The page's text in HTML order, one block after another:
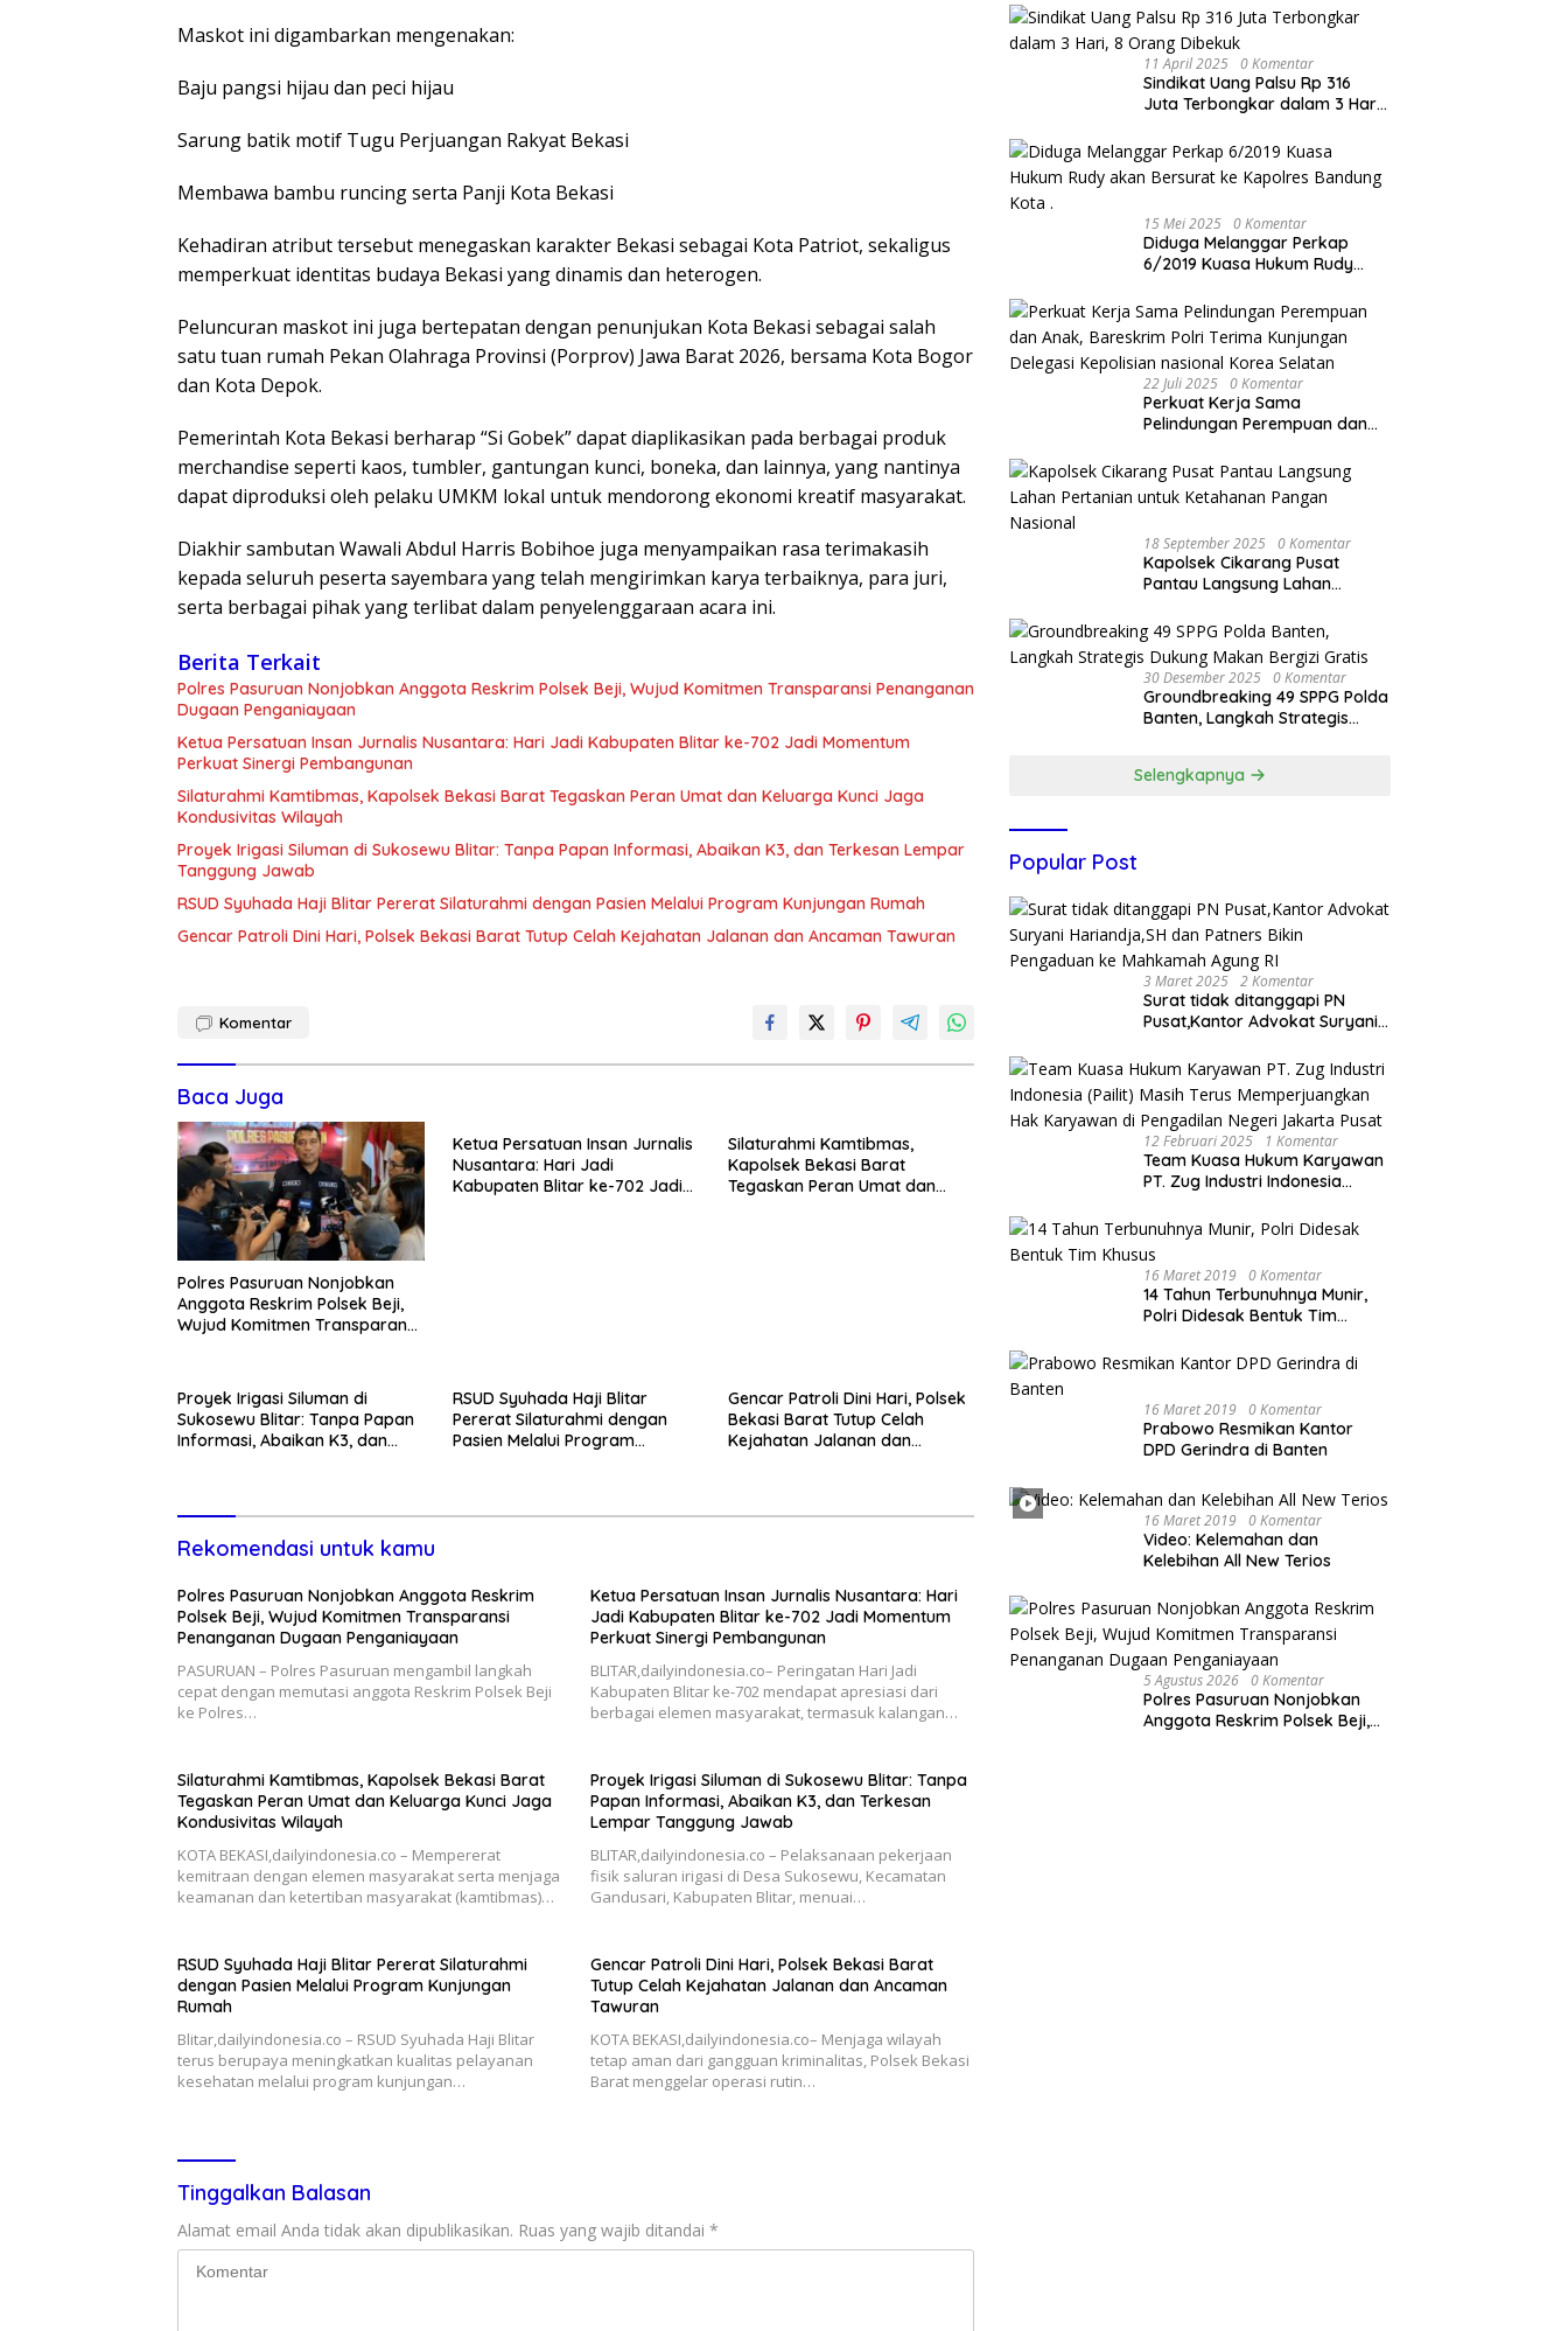
Maskot ini digambarkan mengenakan:
Baju pangsi hijau dan peci hijau
Sarung batik motif Tugu Perjuangan Rakyat Bekasi
Membawa bambu runcing serta Panji Kota Bekasi
Kehadiran atribut tersebut menegaskan karakter Bekasi sebagai Kota Patriot, sekaligus
memperkuat identitas budaya Bekasi yang dinamis dan heterogen.
Peluncuran maskot ini juga bertepatan dengan penunjukan Kota Bekasi sebagai salah
satu tuan rumah Pekan Olahraga Provinsi (Porprov) Jawa Barat 2026, bersama Kota Bogor
dan Kota Depok.
Pemerintah Kota Bekasi berharap “Si Gobek” dapat diaplikasikan pada berbagai produk
merchandise seperti kaos, tumbler, gantungan kunci, boneka, dan lainnya, yang nantinya
dapat diproduksi oleh pelaku UMKM lokal untuk mendorong ekonomi kreatif masyarakat.
Diakhir sambutan Wawali Abdul Harris Bobihoe juga menyampaikan rasa terimakasih
kepada seluruh peserta sayembara yang telah mengirimkan karya terbaiknya, para juri,
serta berbagai pihak yang terlibat dalam penyelenggaraan acara ini.
Berita Terkait
Polres Pasuruan Nonjobkan Anggota Reskrim Polsek Beji, Wujud Komitmen Transparansi Penanganan
Dugaan Penganiayaan
Ketua Persatuan Insan Jurnalis Nusantara: Hari Jadi Kabupaten Blitar ke-702 Jadi Momentum
Perkuat Sinergi Pembangunan
Silaturahmi Kamtibmas, Kapolsek Bekasi Barat Tegaskan Peran Umat dan Keluarga Kunci Jaga
Kondusivitas Wilayah
Proyek Irigasi Siluman di Sukosewu Blitar: Tanpa Papan Informasi, Abaikan K3, dan Terkesan Lempar
Tanggung Jawab
RSUD Syuhada Haji Blitar Pererat Silaturahmi dengan Pasien Melalui Program Kunjungan Rumah
Gencar Patroli Dini Hari, Polsek Bekasi Barat Tutup Celah Kejahatan Jalanan dan Ancaman Tawuran
Komentar
Baca Juga
Polres Pasuruan Nonjobkan
Anggota Reskrim Polsek Beji,
Wujud Komitmen Transparansi
Ketua Persatuan Insan Jurnalis
Nusantara: Hari Jadi
Kabupaten Blitar ke-702 Jadi
Silaturahmi Kamtibmas,
Kapolsek Bekasi Barat
Tegaskan Peran Umat dan
Proyek Irigasi Siluman di
Sukosewu Blitar: Tanpa Papan
Informasi, Abaikan K3, dan
RSUD Syuhada Haji Blitar
Pererat Silaturahmi dengan
Pasien Melalui Program
Gencar Patroli Dini Hari, Polsek
Bekasi Barat Tutup Celah
Kejahatan Jalanan dan
Rekomendasi untuk kamu
Polres Pasuruan Nonjobkan Anggota Reskrim
Polsek Beji, Wujud Komitmen Transparansi
Penanganan Dugaan Penganiayaan
PASURUAN – Polres Pasuruan mengambil langkah
cepat dengan memutasi anggota Reskrim Polsek Beji
ke Polres…
Ketua Persatuan Insan Jurnalis Nusantara: Hari
Jadi Kabupaten Blitar ke-702 Jadi Momentum
Perkuat Sinergi Pembangunan
BLITAR,dailyindonesia.co– Peringatan Hari Jadi
Kabupaten Blitar ke-702 mendapat apresiasi dari
berbagai elemen masyarakat, termasuk kalangan…
Silaturahmi Kamtibmas, Kapolsek Bekasi Barat
Tegaskan Peran Umat dan Keluarga Kunci Jaga
Kondusivitas Wilayah
KOTA BEKASI,dailyindonesia.co – Mempererat
kemitraan dengan elemen masyarakat serta menjaga
keamanan dan ketertiban masyarakat (kamtibmas)…
Proyek Irigasi Siluman di Sukosewu Blitar: Tanpa
Papan Informasi, Abaikan K3, dan Terkesan
Lempar Tanggung Jawab
BLITAR,dailyindonesia.co – Pelaksanaan pekerjaan
fisik saluran irigasi di Desa Sukosewu, Kecamatan
Gandusari, Kabupaten Blitar, menuai…
RSUD Syuhada Haji Blitar Pererat Silaturahmi
dengan Pasien Melalui Program Kunjungan
Rumah
Blitar,dailyindonesia.co – RSUD Syuhada Haji Blitar
terus berupaya meningkatkan kualitas pelayanan
kesehatan melalui program kunjungan…
Gencar Patroli Dini Hari, Polsek Bekasi Barat
Tutup Celah Kejahatan Jalanan dan Ancaman
Tawuran
KOTA BEKASI,dailyindonesia.co– Menjaga wilayah
tetap aman dari gangguan kriminalitas, Polsek Bekasi
Barat menggelar operasi rutin…
Tinggalkan Balasan
Alamat email Anda tidak akan dipublikasikan. Ruas yang wajib ditandai *
Kota
11 April 2025 0 Komentar
Sindikat Uang Palsu Rp 316
Juta Terbongkar dalam 3 Hari,
15 Mei 2025 0 Komentar
Diduga Melanggar Perkap
6/2019 Kuasa Hukum Rudy
Bandung Kota .
22 Juli 2025 0 Komentar
Perkuat Kerja Sama
Pelindungan Perempuan dan
Kunjungan Delegasi Kepolisian
nasional Korea Selatan
18 September 2025 0 Komentar
Kapolsek Cikarang Pusat
Pantau Langsung Lahan
Pangan Nasional
30 Desember 2025 0 Komentar
Groundbreaking 49 SPPG Polda
Banten, Langkah Strategis
Selengkapnya
Popular Post
3 Maret 2025 2 Komentar
Surat tidak ditanggapi PN
Pusat,Kantor Advokat Suryani
Pengaduan ke Mahkamah
Agung RI
12 Februari 2025 1 Komentar
Team Kuasa Hukum Karyawan
PT. Zug Industri Indonesia
Memperjuangkan Hak
Karyawan di Pengadilan Negeri
Jakarta Pusat
16 Maret 2019 0 Komentar
14 Tahun Terbunuhnya Munir,
Polri Didesak Bentuk Tim
16 Maret 2019 0 Komentar
Prabowo Resmikan Kantor
DPD Gerindra di Banten
16 Maret 2019 0 Komentar
Video: Kelemahan dan
Kelebihan All New Terios
5 Agustus 2026 0 Komentar
Polres Pasuruan Nonjobkan
Anggota Reskrim Polsek Beji,